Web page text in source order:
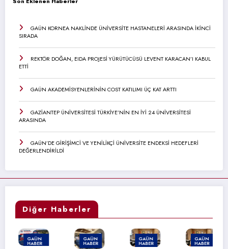
GAÜN KORNEA NAKLİNDE ÜNİVERSİTE HASTANELERİ ARASINDA İKİNCİ
SIRADA
REKTÖR DOĞAN, EIDA PROJESİ YÜRÜTÜCÜSÜ LEVENT KARACAN’I KABUL
ETTİ
GAÜN AKADEMİSYENLERİNİN COST KATILIMI ÜÇ KAT ARTTI
GAZİANTEP ÜNİVERSİTESİ TÜRKİYE’NİN EN İYİ 24 ÜNİVERSİTESİ
ARASINDA
GAÜN’DE GİRİŞİMCİ VE YENİLİKÇİ ÜNİVERSİTE ENDEKSİ HEDEFLERİ
DEĞERLENDİRİLDİ
Diğer Haberler
GAÜN
HABER
GAÜN
HABER
GAÜN
HABER
GAÜN
HABER